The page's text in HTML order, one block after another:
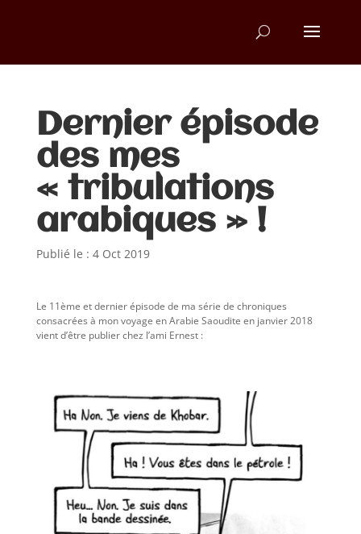
Dernier épisode
des mes
« tribulations
arabiques » !
Publié le : 4 Oct 2019
Le 11ème et dernier épisode de ma série de chroniques
consacrées à mon voyage en Arabie Saoudite en janvier 2018
vient d’être publier chez l’ami Ernest :